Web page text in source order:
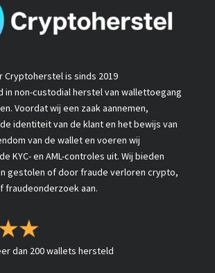
Cryptoherstel is sinds 2019
in non-custodial herstel van wallettoegang
Voordat wij een zaak aannemen,
identiteit van de klant en het bewijs van
van de wallet en voeren wij
KYC- en AML-controles uit. Wij bieden
gestolen of door fraude verloren crypto,
fraudeonderzoek aan.
dan 200 wallets hersteld